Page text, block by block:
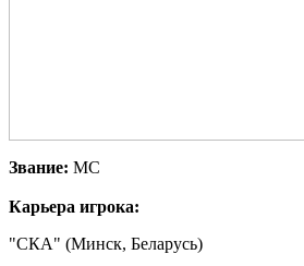
Звание: МС
Карьера игрока:
"СКА" (Минск, Беларусь)